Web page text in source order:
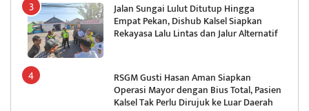
Jalan Sungai Lulut Ditutup Hingga
Empat Pekan, Dishub Kalsel Siapkan
Rekayasa Lalu Lintas dan Jalur Alternatif
RSGM Gusti Hasan Aman Siapkan
Operasi Mayor dengan Bius Total, Pasien
Kalsel Tak Perlu Dirujuk ke Luar Daerah